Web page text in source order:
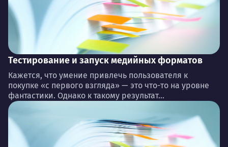
Тестирование и запуск медийных форматов
Кажется, что умение привлечь пользователя к
покупке «с первого взгляда» — это что-то на уровне
фантастики. Однако к такому результат...